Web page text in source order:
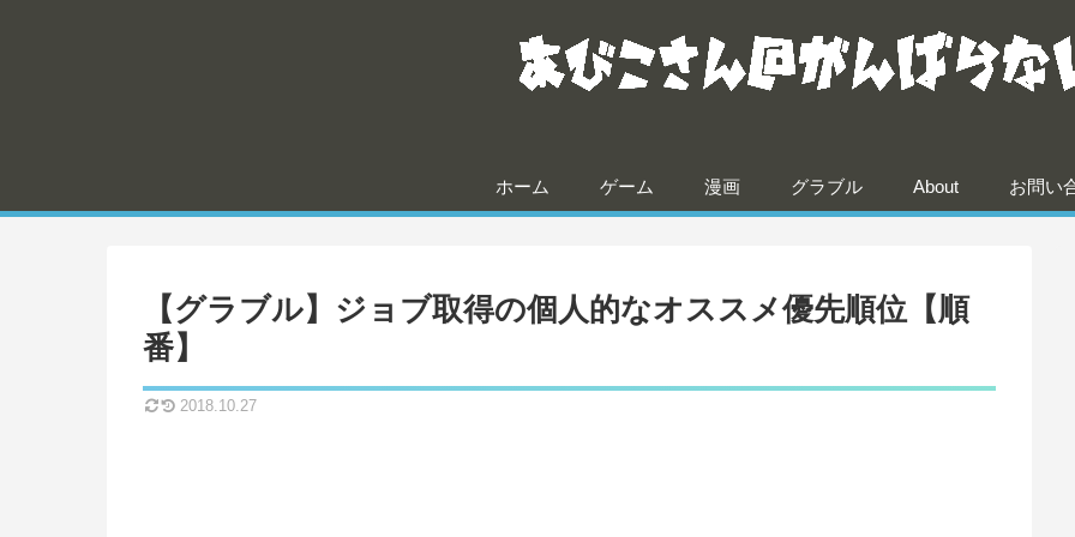
ホーム ゲーム 漫画 グラブル About お問い
【グラブル】ジョブ取得の個人的なオススメ優先順位【順
番】
2018.10.27